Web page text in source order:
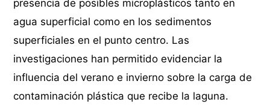
presencia de posibles microplásticos tanto en
agua superficial como en los sedimentos
superficiales en el punto centro. Las
investigaciones han permitido evidenciar la
influencia del verano e invierno sobre la carga de
contaminación plástica que recibe la laguna.